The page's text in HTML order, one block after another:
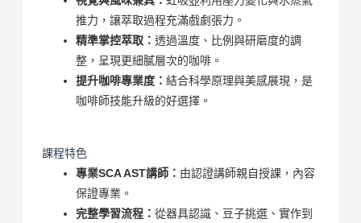
推力，讓萃取過程充滿戲劇張力。
精準掌控萃取： 透過溫度、比例與研磨度的調
整，呈現更細膩層次的咖啡。
提升咖啡專業度： 結合科學原理與美感展現，是
咖啡師技能升級的好選擇。
課程特色
專業SCA AST講師： 由認證講師親自授課，內容
保證專業。
完整學習流程： 從器具認識、豆子挑選、實作到